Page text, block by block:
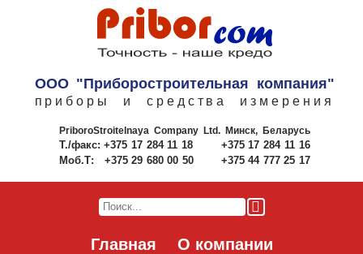
ООО "Приборостроительная компания"
приборы и средства измерения
PriboroStroitelnaya Company Ltd.Минск, Беларусь
Т./факс: +375 17 284 11 18
+375 17 284 11 16
Моб.Т:
+375 29 680 00 50 +375 44 777 25 17
Главная О компании